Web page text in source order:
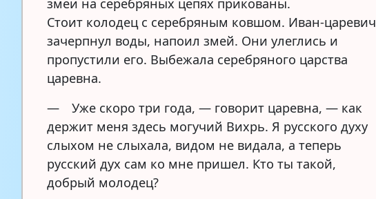
змеи на серебряных цепях прикованы.
Стоит колодец с серебряным ковшом. Иван-царевич
зачерпнул воды, напоил змей. Они улеглись и
пропустили его. Выбежала серебряного царства
царевна.
— Уже скоро три года, — говорит царевна, — как
держит меня здесь могучий Вихрь. Я русского духу
слыхом не слыхала, видом не видала, а теперь
русский дух сам ко мне пришел. Кто ты такой,
добрый молодец?